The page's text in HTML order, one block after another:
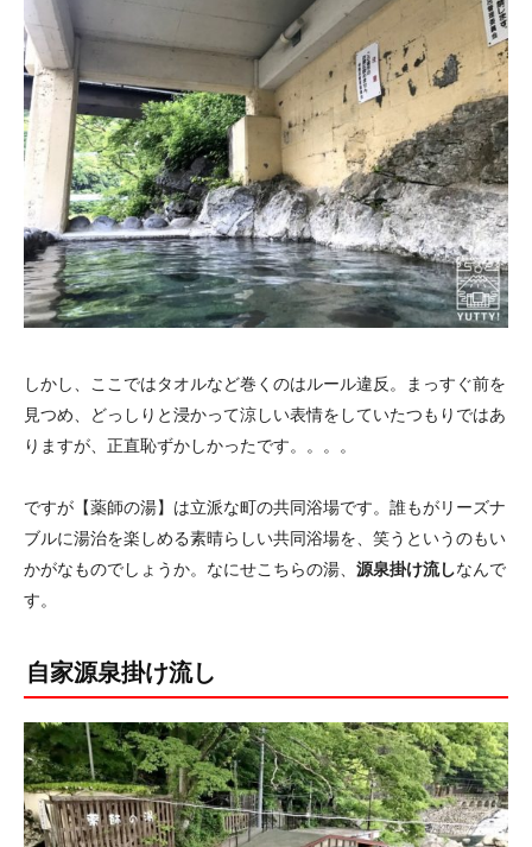
しかし、ここではタオルなど巻くのはルール違反。まっすぐ前を
見つめ、どっしりと浸かって涼しい表情をしていたつもりではあ
りますが、正直恥ずかしかったです。。。。
ですが【薬師の湯】は立派な町の共同浴場です。誰もがリーズナ
ブルに湯治を楽しめる素晴らしい共同浴場を、笑うというのもい
かがなものでしょうか。なにせこちらの湯、 源泉掛け流しなんで
す。
自家源泉掛け流し